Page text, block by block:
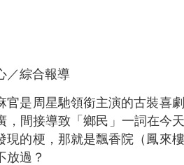
／綜合報導
官是周星馳領銜主演的古裝喜
，間接導致「鄉民」一詞在今
現的梗，那就是飄香院（鳳來
放過？